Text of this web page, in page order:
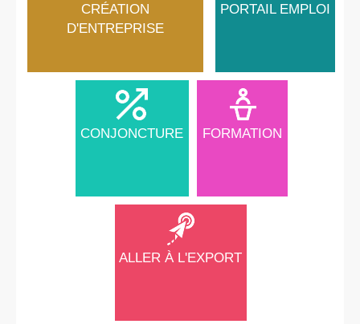
CRÉATION
D'ENTREPRISE
PORTAIL EMPLOI
CONJONCTURE FORMATION
ALLER À L'EXPORT